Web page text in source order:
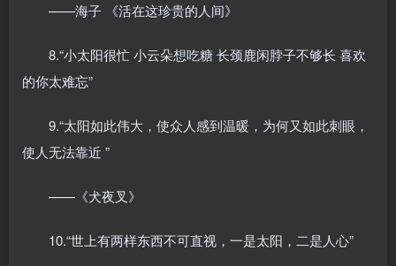
——海子 《活在这珍贵的人间》
8.“小太阳很忙 小云朵想吃糖 长颈鹿闲脖子不够长 喜欢
的你太难忘”
9.“太阳如此伟大，使众人感到温暖，为何又如此刺眼，
使人无法靠近 ”
——《犬夜叉》
10.“世上有两样东西不可直视，一是太阳，二是人心”